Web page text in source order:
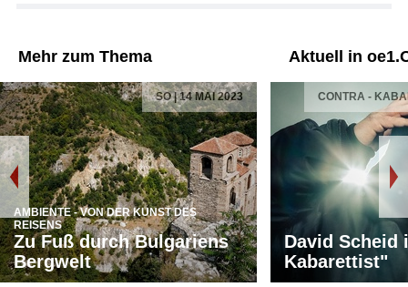
Mehr zum Thema
SO | 14 MAI 2023
AMBIENTE - VON DER KUNST DES
REISENS
Zu Fuß durch Bulgariens
Bergwelt
Aktuell in
CONTRA -
David Scheid
Kabarettist"